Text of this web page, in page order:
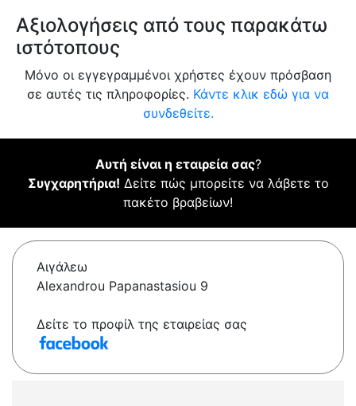
Αξιολογήσεις από τους παρακάτω
ιστότοπους
Μόνο οι εγγεγραμμένοι χρήστες έχουν πρόσβαση
σε αυτές τις πληροφορίες. Κάντε κλικ εδώ για να
συνδεθείτε.
Αυτή είναι η εταιρεία σας?
Συγχαρητήρια! Δείτε πώς μπορείτε να λάβετε το
πακέτο βραβείων!
Αιγάλεω
Alexandrou Papanastasiou 9
Δείτε το προφίλ της εταιρείας σας